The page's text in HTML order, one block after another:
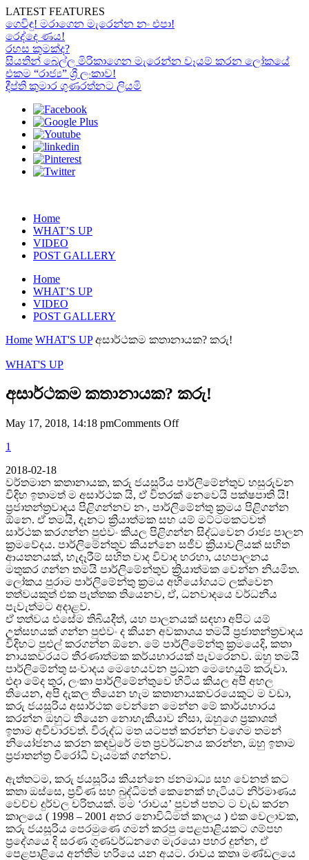
LATEST FEATURES
ගෙවිඳු! මරාගෙන මැරෙන්න නං එපා!
රෙද්දෙ ණය!
රහස කුමක්ද?
සියතින් බෙල්ල මිරිකාගෙන මැරෙන්න වෑයම් කරන ලෝකයේ
එකම “රාජ්‍ය” ශ්‍රී ලංකාව!
දීප්ති කුමාර ගුණරත්නට ලියමි
Home
WHAT’S UP
VIDEO
POST GALLERY
Home
WHAT’S UP
VIDEO
POST GALLERY
Home WHAT'S UP අසාර්ථකම කතානායක? කරු!
WHAT'S UP
අසාර්ථකම කතානායක? කරු!
May 17, 2018, 14:18 pmComments Offon
1
2018-02-18
වර්තමාන කතානායක, කරු ජයසූරිය පාර්ලිමේන්තුව හසුරුවන
විදිහ ඉතාමත් ම අසාර්ථක යි, ඒ විතරක් නෙවෙයි පක්ෂපාති යි!
ප්‍රජාතන්ත්‍රවාදය පිළිගන්නව නං, පාර්ලිමේන්තු ක්‍රමය පිළිගන්න
ඕනෙ. ඒ තමයි, දැනට ක්‍රියාත්මක සහ යම් මට්ටමකටවත්
සාර්ථක කරගන්න පුළුවං කියල පිළිගන්න සිද්ධවෙන රාජ්‍ය පාලන
ක්‍රමවේදය. පාර්ලිමේන්තුව කියන්නෙ සජීව ක්‍රියාවලියක් සහිත
ආයතනයක්, හැදෑරීම් සහිත වාද විවාද හරහා, යහපාලනය
මතුකර ගන්න තමයි පාර්ලිමේන්තුව ක්‍රියාත්මක වෙන්න නියමිත.
ලෝකය පුරාම පාර්ලිමේන්තු ක්‍රමය අභියෝගයට ලක්වෙන
තත්වයකුත් එක පැත්තක තියෙනව, ඒ, ධනවාදයෙ වර්ධනීය
පැවැත්මට අදාළව.
ඒ තත්වය එසේම තිබියදීත්, යහ පාලනයක් සඳහා අපිට යම්
උත්සහයක් ගන්න පුළුවං ද කියන අවකාශය තමයි ප්‍රජාතන්ත්‍රවාදය
විදිහට පුළුල් කරගන්න ඕනෙ. මේ පාර්ලිමේන්තු ක්‍රමයෙදි, කතා
නායකවරයට තීරණාත්මක කර්යභාරයක් පැවරෙනව. ඔහු තමයි
පාර්ලිමේන්තු සංවාදය මෙහෙයවන ප්‍රධාන මෙහෙයුම් කරුවා.
එදා මේද තුර, ලංකා පාර්ලිමේන්තුවෙ හිටිය කියල අපි අහල
තියෙන, අපි දැකල තියෙන හැම කතානායකවරයෙකුට ම වඩා,
කරු ජයසූරිය අසාර්ථක වෙන්නෙ මෙන්න මේ කාර්යභාරය
කරන්න ඔහුට තියෙන නොහැකියාව නිසා, ඔහුගෙ ප්‍රකාශත්
ඉතාම අවිචාරවත්. විරුද්ධ මත යටපත් කරන්න වගෙම තමන්
නියෝජනය කරන කඳවුරේ මත ප්‍රවර්ධනය කරන්න, ඔහු ඉතාම
ප්‍රජාතන්ත්‍ර විරෝධී වෑයමක් ගන්නව.
ඇත්තටම, කරු ජයසූරිය කියන්නෙ ජනමාධ්‍ය සහ වෙනත් කට
කතා ඔස්සෙ, ප්‍රවීණ සහ බුද්ධිමත් කෙනෙක් හැටියට නිර්මාණය
වෙච්ච දුර්වල චරිතයක්. මම ‘රාවය’ පුවත් පතට ට වැඩ කරන
කාලයෙ ( 1998 – 2001 අතර නොවිධිමත් කාලය ) එක වෙලාවක,
කරු ජයසූරිය පෙරමුණෙ ගමන් කරපු පෙළපාළියකට ගම්පහ
ප්‍රදේශයෙ දි සරණ ගුණවර්ධනගෙ මැරයො පහර දුන්න, ඒ
පෙළපාළියෙ අන්තිම හරියෙ යන අයට. රාවය කතෘ මණ්ඩලයෙ